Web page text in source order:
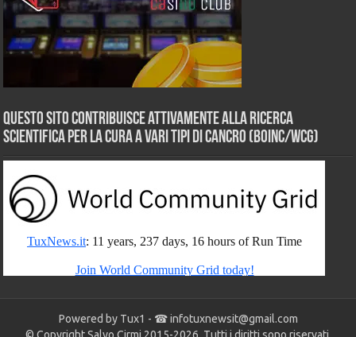
Questo sito contribuisce attivamente alla ricerca
scientifica per la cura a vari tipi di Cancro (BOINC/WCG)
Powered by Tux1 - ☎infotuxnewsit@gmail.com